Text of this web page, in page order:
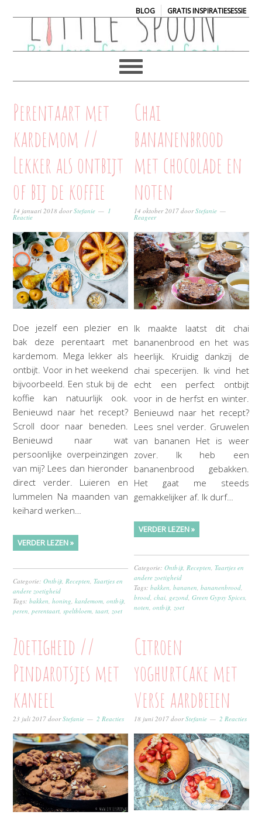
BLOG| GRATIS INSPIRATIESESSIE
Perentaart met
kardemom //
Lekker als ontbijt
of bij de koffie
14 januari 2018 doorStefanie 1
Reactie
Doe jezelf een plezier en
bak deze perentaart met
kardemom. Mega lekker als
ontbijt. Voor in het weekend
bijvoorbeeld. Een stuk bij de
koffie kan natuurlijk ook.
Benieuwd naar het recept?
Scroll door naar beneden.
Benieuwd naar wat
persoonlijke overpeinzingen
van mij? Lees dan hieronder
direct verder. Luieren en
lummelen Na maanden van
keihard werken…
VERDER LEZEN »
Categorie:Ontbijt Recepten ,Taartjes en
andere zoetigheid
Tags:bakken ,honing ,kardemom ,ontbijt
peren ,perentaart ,speltbloem ,taart zoet
Chai
bananenbrood
met chocolade en
noten
14 oktober 2017 doorStefanie
Reageer
Ik maakte laatst dit chai
bananenbrood en het was
heerlijk. Kruidig dankzij de
chai specerijen. Ik vind het
echt een perfect ontbijt
voor in de herfst en winter.
Benieuwd naar het recept?
Lees snel verder. Gruwelen
van bananen Het is weer
zover. Ik heb een
bananenbrood gebakken.
Het gaat me steeds
gemakkelijker af. Ik durf…
VERDER LEZEN »
Categorie:Ontbijt,Recepten,Taartjes en
andere zoetigheid
Tags:bakken,bananen,bananenbrood,
brood,chai, gezond,Green Gypsy Spices,
noten,ontbijt,zoet
Zoetigheid //
Pindarotsjes met
kaneel
23 juli 2017 doorStefanie 2 Reacties
Citroen
yoghurtcake met
verse aardbeien
18 juni 2017 doorStefanie 2 Reacties